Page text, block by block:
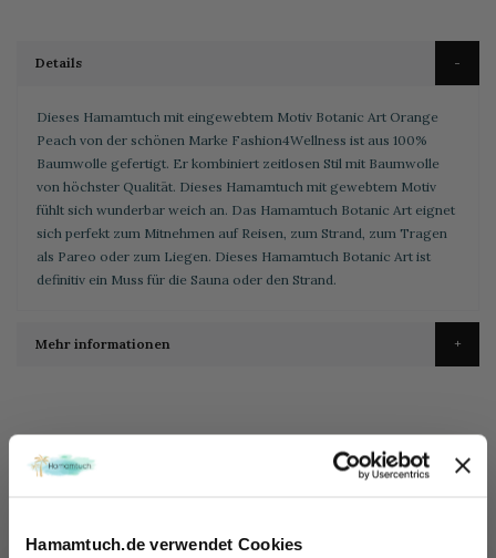
Hamamtuch.de verwendet Cookies
Details
Dieses Hamamtuch mit eingewebtem Motiv Botanic Art Orange
Peach von der schönen Marke Fashion4Wellness ist aus 100%
Baumwolle gefertigt. Er kombiniert zeitlosen Stil mit Baumwolle
von höchster Qualität. Dieses Hamamtuch mit gewebtem Motiv
fühlt sich wunderbar weich an. Das Hamamtuch Botanic Art eignet
sich perfekt zum Mitnehmen auf Reisen, zum Strand, zum Tragen
als Pareo oder zum Liegen. Dieses Hamamtuch Botanic Art ist
definitiv ein Muss für die Sauna oder den Strand.
Mehr informationen
DIE VORTEILE VON
HAMAMTUCH.DE